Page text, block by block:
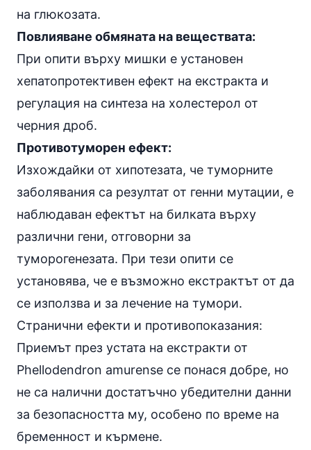
на глюкозата.
Повлияване обмяната на веществата:
При опити върху мишки е установен
хепатопротективен ефект на екстракта и
регулация на синтеза на холестерол от
черния дроб.
Противотуморен ефект:
Изхождайки от хипотезата, че туморните
заболявания са резултат от генни мутации, е
наблюдаван ефектът на билката върху
различни гени, отговорни за
туморогенезата. При тези опити се
установява, че е възможно екстрактът от да
се използва и за лечение на тумори.
Странични ефекти и противопоказания:
Приемът през устата на екстракти от
Phellodendron amurense се понася добре, но
не са налични достатъчно убедителни данни
за безопасността му, особено по време на
бременност и кърмене.